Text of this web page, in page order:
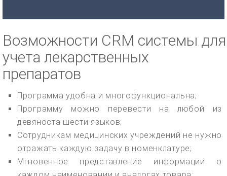
Возможности CRM системы для
учета лекарственных
препаратов
Программа удобна и многофункциональна;
Программу можно перевести на любой из
девяноста шести языков;
Сотрудникам медицинских учреждений не нужно
отражать каждую задачу в номенклатуре;
Мгновенное представление информации о